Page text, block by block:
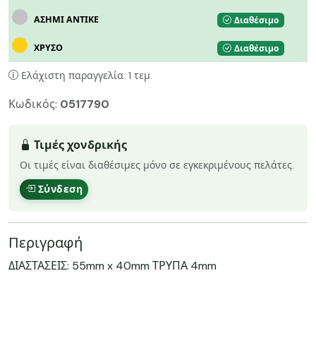
ΑΣΗΜΙ ΑΝΤΙΚΕ Διαθέσιμο
ΧΡΥΣΟ Διαθέσιμο
Ελάχιστη παραγγελία: 1 τεμ.
Κωδικός: 0517790
Τιμές χονδρικής
Οι τιμές είναι διαθέσιμες μόνο σε εγκεκριμένους πελάτες.
Σύνδεση
Περιγραφή
ΔΙΑΣΤΑΣΕΙΣ: 55mm x 40mm ΤΡΥΠΑ 4mm